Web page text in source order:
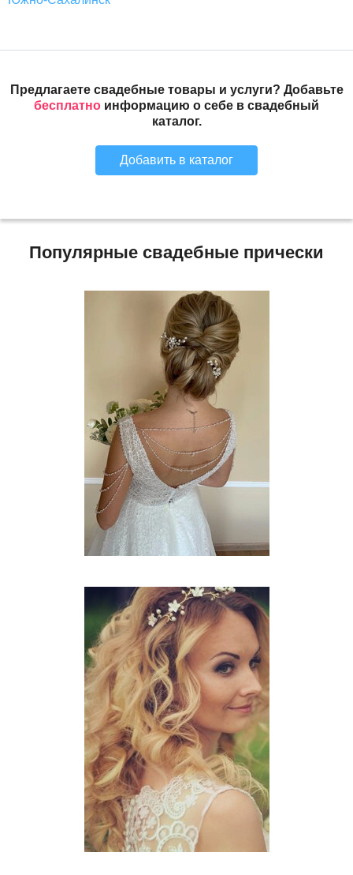
Предлагаете свадебные товары и услуги? Добавьте
бесплатно информацию о себе в свадебный
каталог.
Добавить в каталог
Популярные свадебные прически